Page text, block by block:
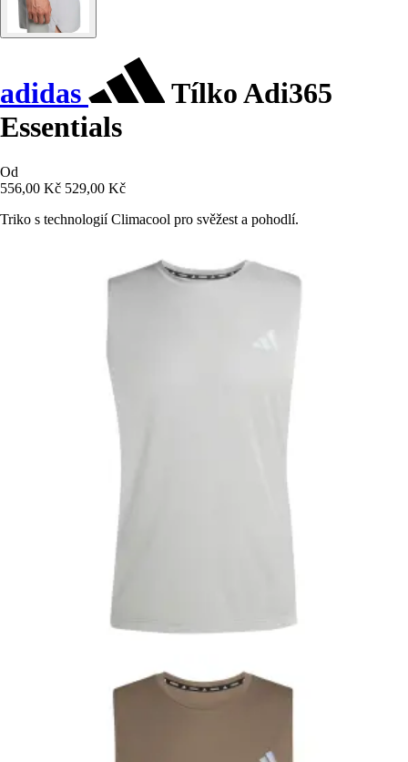
adidas
Tílko Adi365
Essentials
Od
556,00 Kč 529,00 Kč
Triko s technologií Climacool pro svěžest a pohodlí.